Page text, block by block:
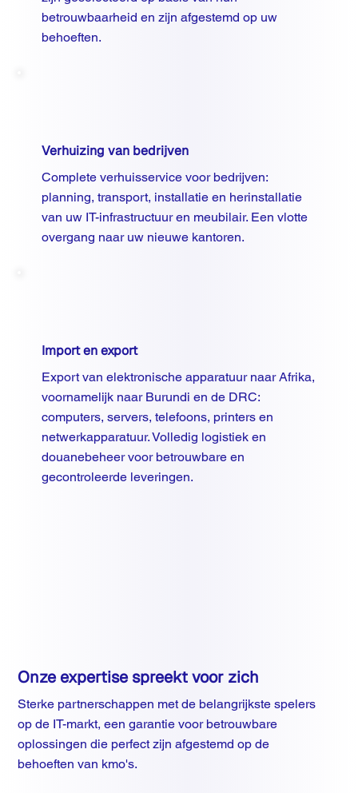
betrouwbaarheid en zijn afgestemd op uw
behoeften.
Verhuizing van bedrijven
Complete verhuisservice voor bedrijven:
planning, transport, installatie en herinstallatie
van uw IT-infrastructuur en meubilair. Een vlotte
overgang naar uw nieuwe kantoren.
Import en export
Export van elektronische apparatuur naar Afrika,
voornamelijk naar Burundi en de DRC:
computers, servers, telefoons, printers en
netwerkapparatuur. Volledig logistiek en
douanebeheer voor betrouwbare en
gecontroleerde leveringen.
Onze expertise spreekt voor zich
Sterke partnerschappen met de belangrijkste spelers
op de IT-markt, een garantie voor betrouwbare
oplossingen die perfect zijn afgestemd op de
behoeften van kmo's.